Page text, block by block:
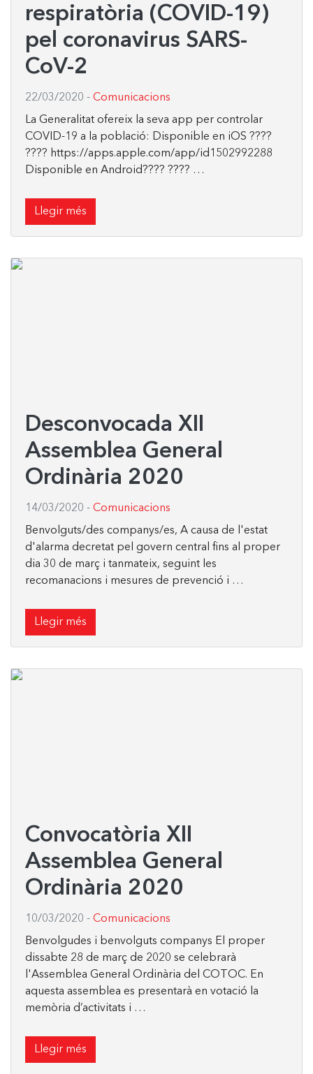
respiratòria (COVID-19)
pel coronavirus SARS-
CoV-2
22/03/2020 - Comunicacions
La Generalitat ofereix la seva app per controlar
COVID-19 a la població: Disponible en iOS ????
???? https://apps.apple.com/app/id1502992288
Disponible en Android???? ???? …
Llegir més
Desconvocada XII
Assemblea General
Ordinària 2020
14/03/2020 - Comunicacions
Benvolguts/des companys/es, A causa de l'estat
d'alarma decretat pel govern central fins al proper
dia 30 de març i tanmateix, seguint les
recomanacions i mesures de prevenció i …
Llegir més
Convocatòria XII
Assemblea General
Ordinària 2020
10/03/2020 - Comunicacions
Benvolgudes i benvolguts companys El proper
dissabte 28 de març de 2020 se celebrarà
l'Assemblea General Ordinària del COTOC. En
aquesta assemblea es presentarà en votació la
memòria d’activitats i …
Llegir més